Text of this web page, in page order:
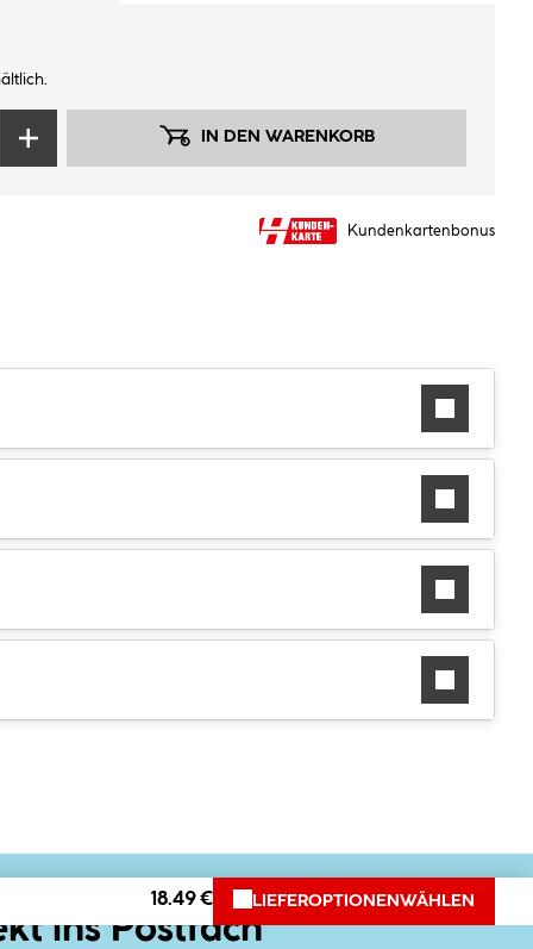
IN DEN WARENKORB
Kundenkartenbonus
18.49 € LIEFEROPTIONEN WÄHLEN
ins Postfach